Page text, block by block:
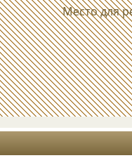
Место для